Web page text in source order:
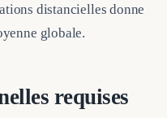
distancielles donne
globale.
requises